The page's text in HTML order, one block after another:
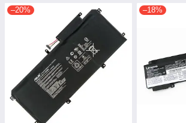
–20% –18%